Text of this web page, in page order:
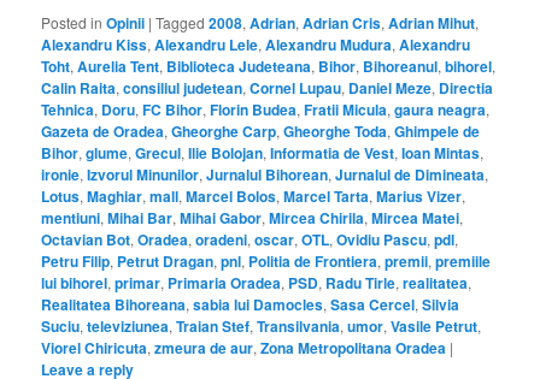
Posted in Opinii |Tagged 2008,Adrian,Adrian Cris,Adrian Mihut,
Alexandru Kiss,Alexandru Lele,Alexandru Mudura,Alexandru
Toht,Aurelia Tent, Biblioteca Judeteana, Bihor, Bihoreanul,bihorel,
Calin Raita,consiliul judetean,Cornel Lupau, Daniel Meze, Directia
Tehnica, Doru,FC Bihor,Florin Budea,Fratii Micula,gaura neagra,
Gazeta de Oradea,Gheorghe Carp,Gheorghe Toda,Ghimpele de
Bihor,glume,Grecul,Ilie Bolojan,Informatia de Vest,Ioan Mintas,
ironie,Izvorul Minunilor,Jurnalul Bihorean,Jurnalul de Dimineata,
Lotus,Maghiar,mall,Marcel Bolos,Marcel Tarta,Marius Vizer,
mentiuni,Mihai Bar,Mihai Gabor,Mircea Chirila,Mircea Matei,
Octavian Bot,Oradea,oradeni,oscar,OTL,Ovidiu Pascu,pdl,
Petru Filip, Petrut Dragan,pnl, Politia de Frontiera,premii,premiile
lui bihorel,primar, Primaria Oradea, PSD, Radu Tirle,realitatea,
Realitatea Bihoreana,sabia lui Damocles,Sasa Cercel,Silvia
Suciu,televiziunea,Traian Stef,Transilvania,umor,Vasile Petrut,
Viorel Chiricuta,zmeura de aur,Zona Metropolitana Oradea |
Leave a reply